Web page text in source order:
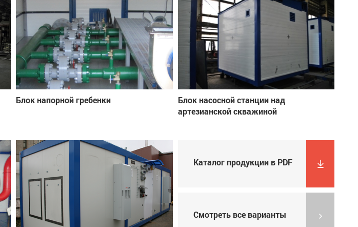
Блок напорной гребенки
Блок насосной станции над
артезианской скважиной
Каталог продукции в PDF
Смотреть все варианты